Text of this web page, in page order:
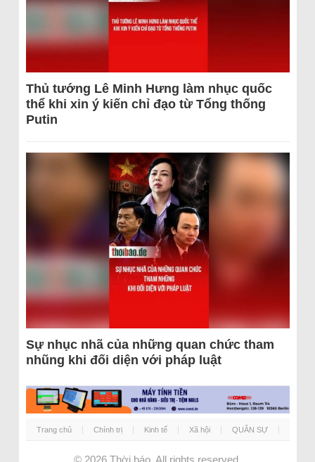
Thủ tướng Lê Minh Hưng làm nhục quốc
thể khi xin ý kiến chỉ đạo từ Tổng thống
Putin
Sự nhục nhã của những quan chức tham
nhũng khi đối diện với pháp luật
Trang chủ Chính trị Kinh tế Xã hội QUÂN SỰ